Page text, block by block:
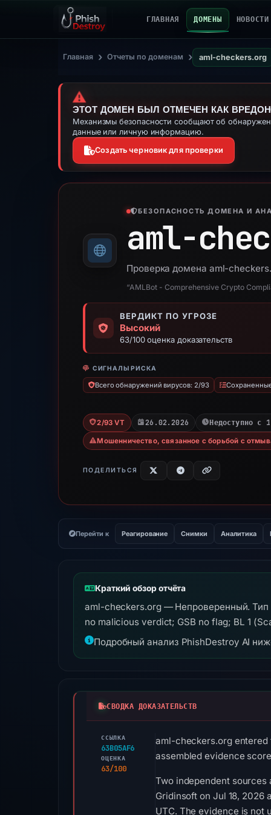
ГЛАВНАЯ ДОМЕНЫ НОВОСТИ
Главная › Отчеты по доменам › aml-checkers.org
⚠️
ЭТОТ ДОМЕН БЫЛ ОТМЕЧЕН КАК
Механизмы безопасности сообщают об
данные или личную информацию.
Создать черновик для проверки
БЕЗОПАСНОСТЬ ДОМЕНА И
aml-
Проверка домена aml-
“AMLBot - Comprehensive Crypto
ВЕРДИКТ ПО УГРОЗЕ
Высокий
63/100 оценка доказательств
СИГНАЛЫ РИСКА
Всего обнаружений вирусов: 2/93
2/93 VT 26.02.2026 Недоступно с
Мошенничество, связанное с борьбой с
ПОДЕЛИТЬСЯ
Перейти к Реагирование Снимки Аналитика
Краткий обзор отчёта
aml-checkers.org — Непроверенный. Тип
no malicious verdict; GSB no flag; BL 1
Подробный анализ PhishDestroy AI
СВОДКА ДОКАЗАТЕЛЬСТВ
ССЫЛКА
63B05AF6
ОЦЕНКА
63/100
aml-checkers.org entered
assembled evidence
Two independent sources
Gridinsoft on Jul 18, 2026
UTC. The evidence is not